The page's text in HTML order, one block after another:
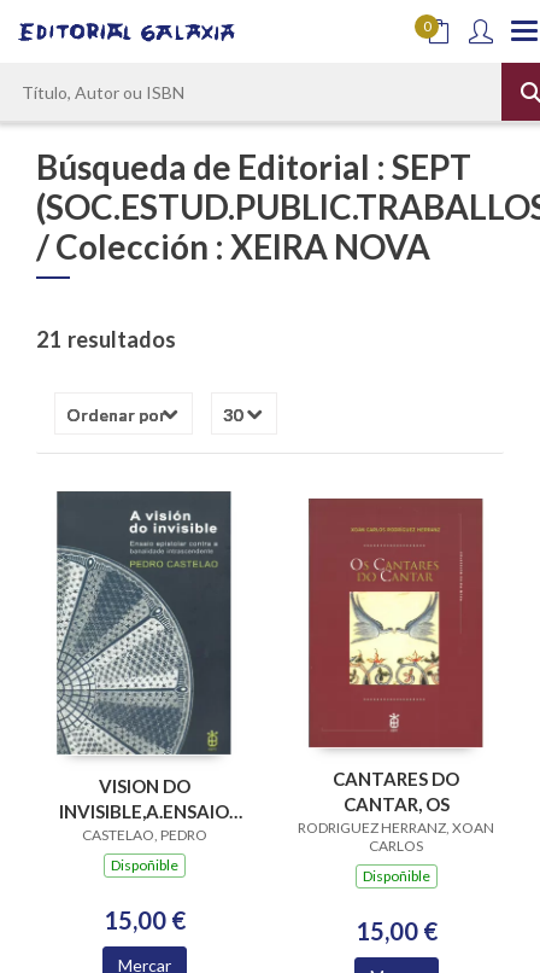
0
Búsqueda de Editorial : SEPT
/ Colección : XEIRA NOVA
21 resultados
VISION DO
INVISIBLE,A.ENSAIO
EPISTOLAR CONTRA A
BANALIDADE
CASTELAO, PEDRO
Dispoñible
15,00 €
Mercar
CANTARES DO
CANTAR, OS
RODRIGUEZ HERRANZ, XOAN
CARLOS
Dispoñible
15,00 €